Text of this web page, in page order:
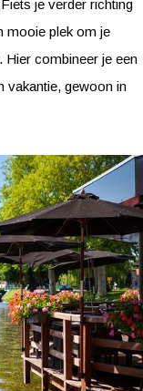
je verder richting
mooie plek om je
Hier combineer je een
vakantie, gewoon in